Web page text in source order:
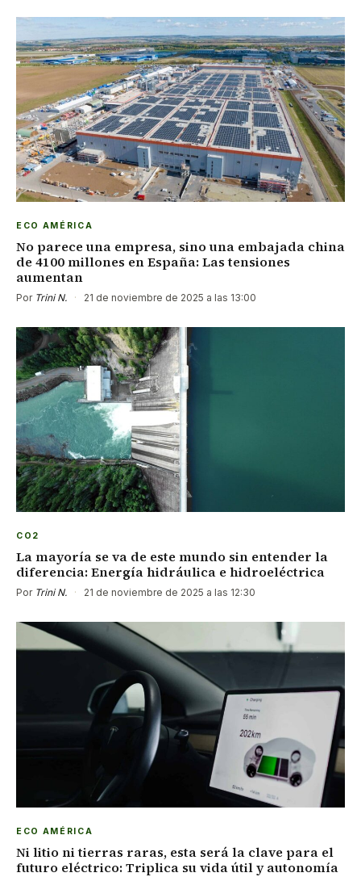
ECO AMÉRICA
No parece una empresa, sino una embajada china
de 4100 millones en España: Las tensiones
aumentan
Por Trini N. · 21 de noviembre de 2025 a las 13:00
CO2
La mayoría se va de este mundo sin entender la
diferencia: Energía hidráulica e hidroeléctrica
Por Trini N. · 21 de noviembre de 2025 a las 12:30
ECO AMÉRICA
Ni litio ni tierras raras, esta será la clave para el
futuro eléctrico: Triplica su vida útil y autonomía